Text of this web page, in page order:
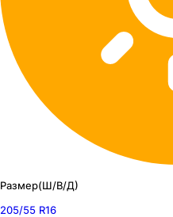
Размер(Ш/В/Д)
205/55 R16